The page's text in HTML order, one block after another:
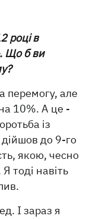
році в
Що б ви
перемогу, але
10%. А це -
із
до 9-го
якою, чесно
тоді навіть
І зараз я